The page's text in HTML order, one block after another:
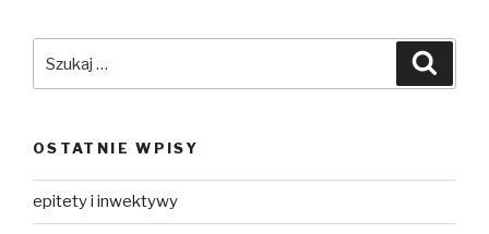
OSTATNIE WPISY
epitety i inwektywy